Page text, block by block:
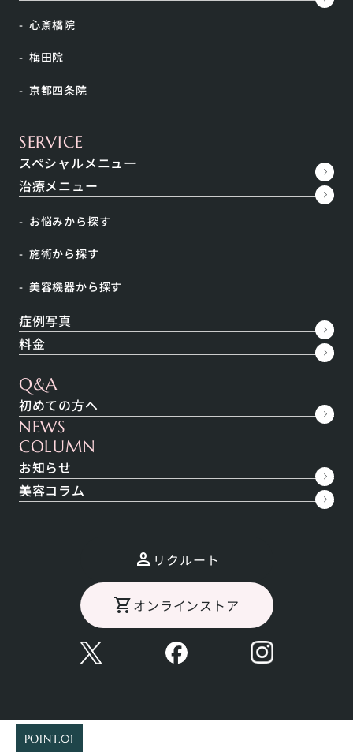
心斎橋院
梅田院
京都四条院
SERVICE
スペシャルメニュー
治療メニュー
お悩みから探す
施術から探す
美容機器から探す
症例写真
料金
Q&A
初めての方へ
NEWS
COLUMN
お知らせ
美容コラム
リクルート
オンラインストア
100種類以上の漢方薬の中から、ベストな調合を選び
出すのです。
痛、下痢など急性の症状に対しては西洋薬より速効性
こんな方におすすめ
料金
こんな方におすすめ
便秘
アトピー性皮膚炎
ニキビ
シミ
冷え症
POINT.01